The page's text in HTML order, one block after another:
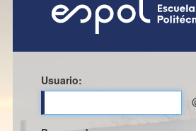
Usuario: